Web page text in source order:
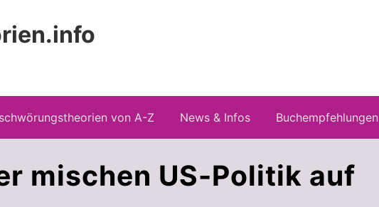
von A-Z News & Infos Buchempfehlungen
mischen US-Politik auf